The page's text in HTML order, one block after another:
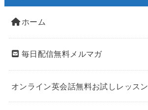
ホーム
毎日配信無料メルマガ
オンライン英会話無料お試しレッスン